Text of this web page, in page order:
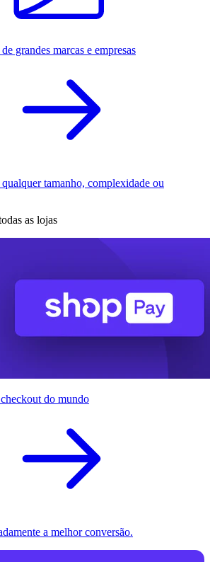
grandes marcas e empresas
tamanho, complexidade ou
as lojas
do mundo
a melhor conversão.